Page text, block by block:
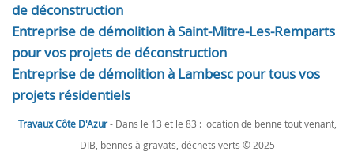
de déconstruction
Entreprise de démolition à Saint-Mitre-Les-Remparts
pour vos projets de déconstruction
Entreprise de démolition à Lambesc pour tous vos
projets résidentiels
Travaux Côte D'Azur- Dans le 13 et le 83 : location de benne tout venant,
DIB, bennes à gravats, déchets verts © 2025